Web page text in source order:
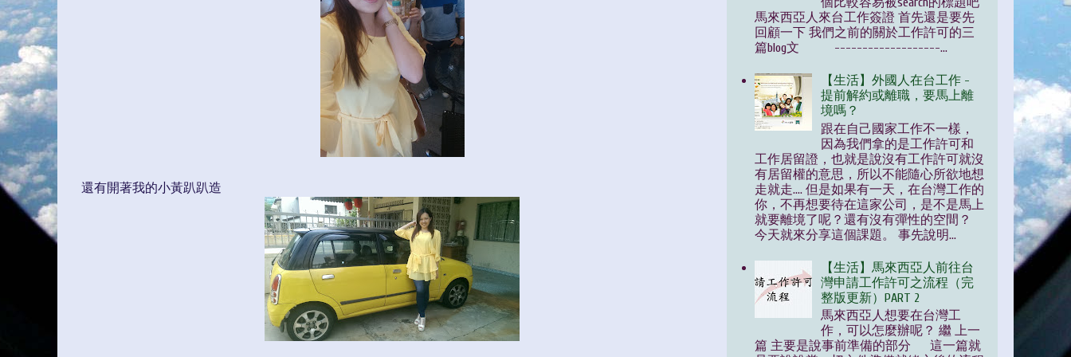
還有開著我的小黃趴趴造
馬來西亞人來台工作簽證 首先還是要先
回顧一下 我們之前的關於工作許可的三
篇blog文 -------------------...
【生活】外國人在台工作 -
提前解約或離職，要馬上離
境嗎？
跟在自己國家工作不一樣，
因為我們拿的是工作許可和
工作居留證，也就是說沒有工作許可就沒
有居留權的意思，所以不能隨心所欲地想
走就走.... 但是如果有一天，在台灣工作的
你，不再想要待在這家公司，是不是馬上
就要離境了呢？還有沒有彈性的空間？
今天就來分享這個課題。 事先說明...
【生活】馬來西亞人前往台
灣申請工作許可之流程（完
整版更新）PART 2
馬來西亞人想要在台灣工
作，可以怎麼辦呢？ 繼 上一
篇 主要是說事前準備的部分 這一篇就